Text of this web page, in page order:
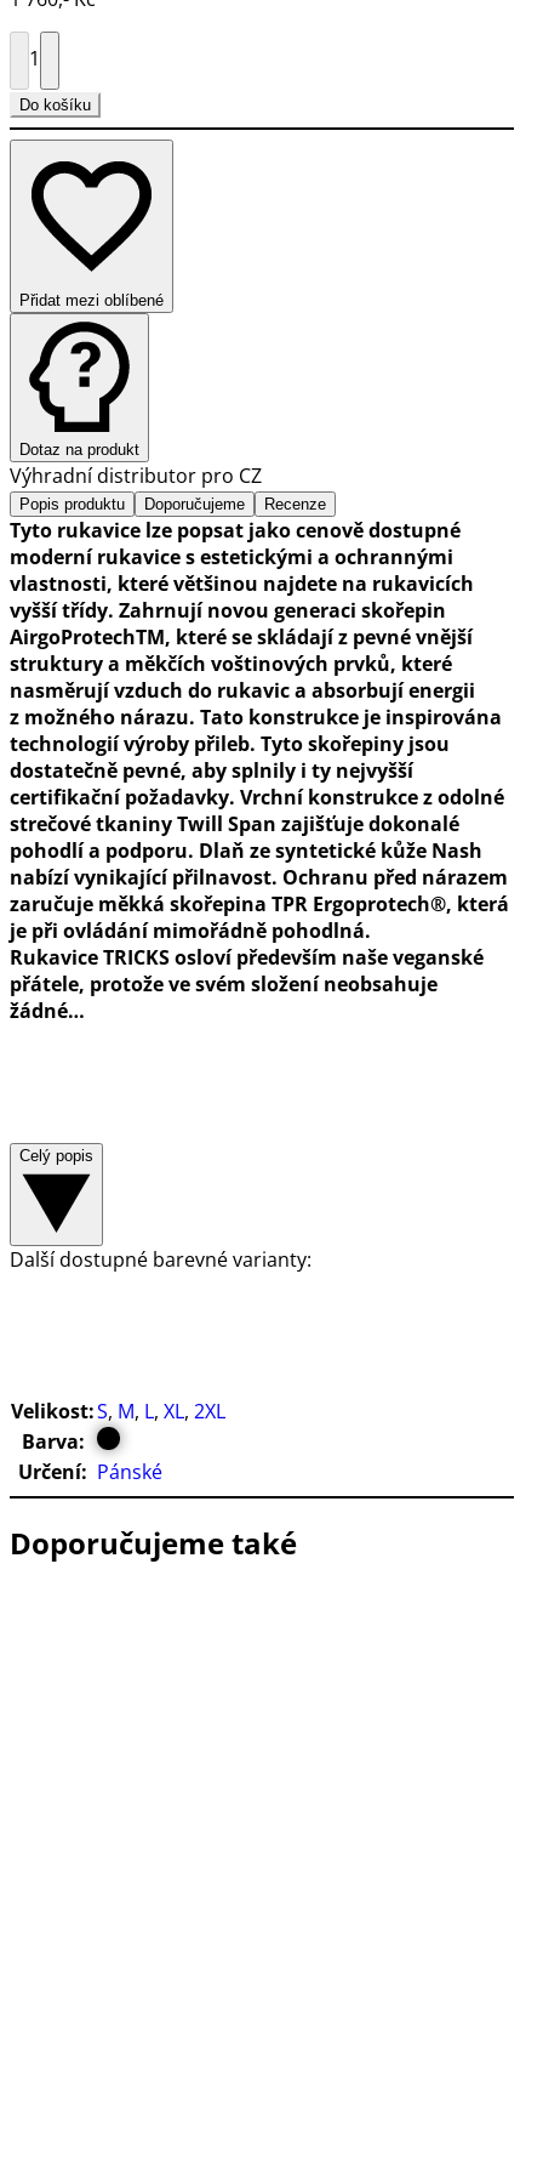
1
Do košíku
Přidat mezi oblíbené
Dotaz na produkt
Výhradní distributor pro CZ
Popis produktu Doporučujeme Recenze
Tyto rukavice lze popsat jako cenově dostupné
moderní rukavice s estetickými a ochrannými
vlastnosti, které většinou najdete na rukavicích
vyšší třídy. Zahrnují novou generaci skořepin
AirgoProtechTM, které se skládají z pevné vnější
struktury a měkčích voštinových prvků, které
nasměrují vzduch do rukavic a absorbují energii
z možného nárazu. Tato konstrukce je inspirována
technologií výroby přileb. Tyto skořepiny jsou
dostatečně pevné, aby splnily i ty nejvyšší
certifikační požadavky. Vrchní konstrukce z odolné
strečové tkaniny Twill Span zajišťuje dokonalé
pohodlí a podporu. Dlaň ze syntetické kůže Nash
nabízí vynikající přilnavost. Ochranu před nárazem
zaručuje měkká skořepina TPR Ergoprotech®, která
je při ovládání mimořádně pohodlná.
Rukavice TRICKS osloví především naše veganské
přátele, protože ve svém složení neobsahuje
žádné…
Celý popis
Další dostupné barevné varianty:
Velikost:S, M, L, XL, 2XL
Barva:
Určení: Pánské
Doporučujeme také